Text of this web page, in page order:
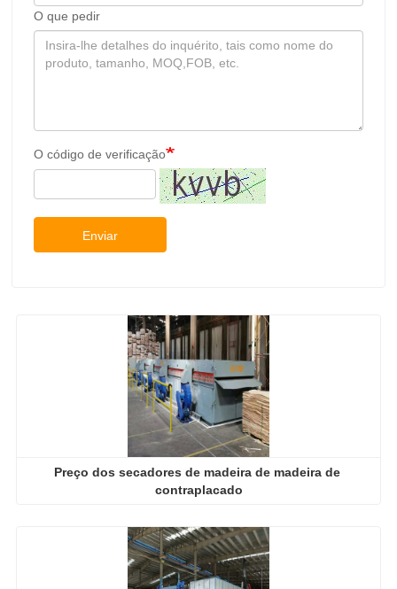
O que pedir
O código de verificação
Enviar
Preço dos secadores de madeira de madeira de
contraplacado